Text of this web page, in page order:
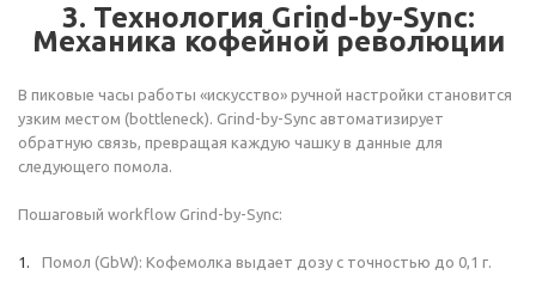
3. Технология Grind-by-Sync:
Механика кофейной революции
В пиковые часы работы «искусство» ручной настройки становится
узким местом (bottleneck). Grind-by-Sync автоматизирует
обратную связь, превращая каждую чашку в данные для
следующего помола.
Пошаговый workflow Grind-by-Sync:
Помол (GbW): Кофемолка выдает дозу с точностью до 0,1 г.